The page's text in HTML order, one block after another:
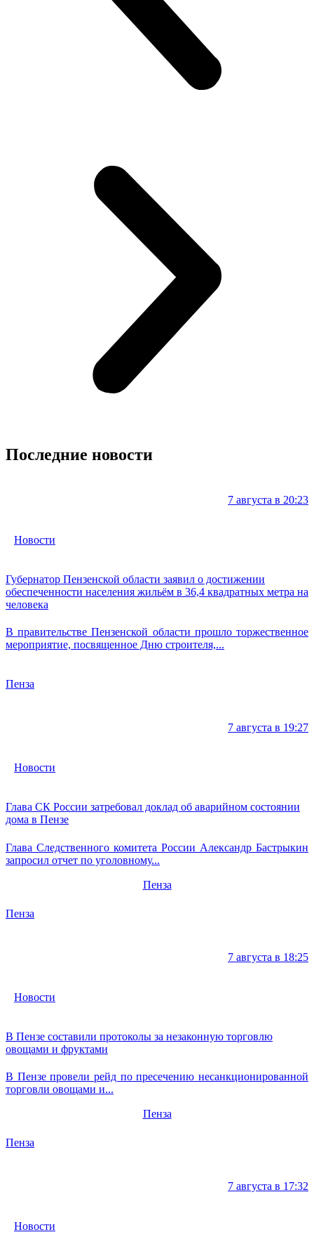
Последние новости
7 августа в 20:23
Новости
Губернатор Пензенской области заявил о достижении
обеспеченности населения жильём в 36,4 квадратных метра на
человека
В правительстве Пензенской области прошло торжественное
мероприятие, посвященное Дню строителя,...
Пенза
7 августа в 19:27
Новости
Глава СК России затребовал доклад об аварийном состоянии
дома в Пензе
Глава Следственного комитета России Александр Бастрыкин
запросил отчет по уголовному...
Пенза
Пенза
7 августа в 18:25
Новости
В Пензе составили протоколы за незаконную торговлю
овощами и фруктами
В Пензе провели рейд по пресечению несанкционированной
торговли овощами и...
Пенза
Пенза
7 августа в 17:32
Новости